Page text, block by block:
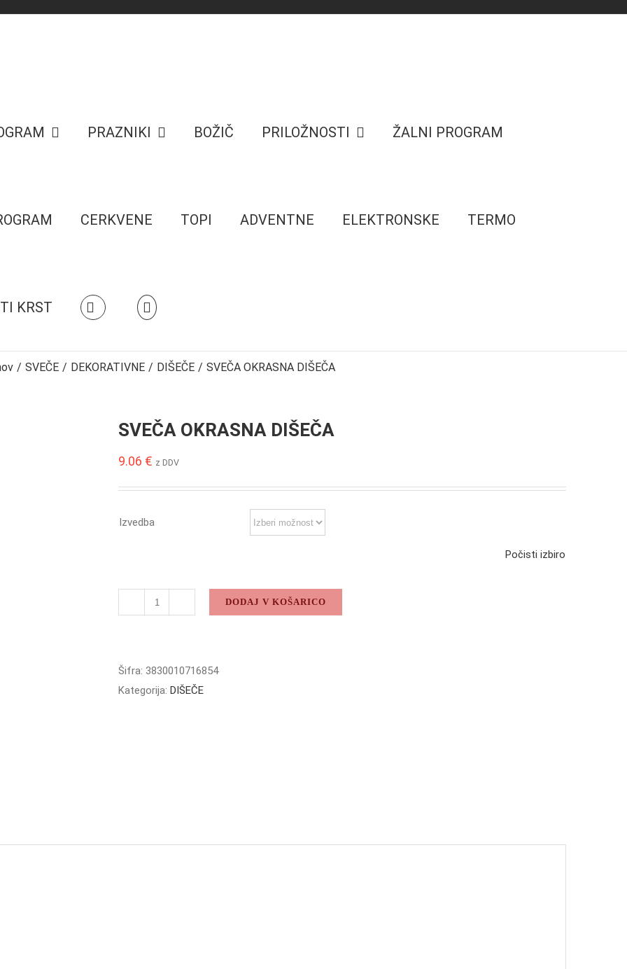
PRAZNIKI BOŽIČ PRILOŽNOSTI ŽALNI PROGRAM
CERKVENE TOPI ADVENTNE ELEKTRONSKE TERMO
KRST
/ SVEČE / DEKORATIVNE / DIŠEČE / SVEČA OKRASNA DIŠEČA
SVEČA OKRASNA DIŠEČA
9.06 € z DDV
Izvedba
Počisti izbiro
količina
DODAJ V KOŠARICO
Šifra: 3830010716854
Kategorija: DIŠEČE